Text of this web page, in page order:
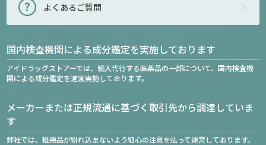
よくあるご質問
国内検査機関による成分鑑定を実施しております
アイドラッグストアーでは、輸入代行する医薬品の一部について、国内検査機
関による成分鑑定を適宜実施しております。
メーカーまたは正規流通に基づく取引先から調達していま
す
弊社では、粗悪品が紛れ込まないよう細心の注意を払って運営しております。